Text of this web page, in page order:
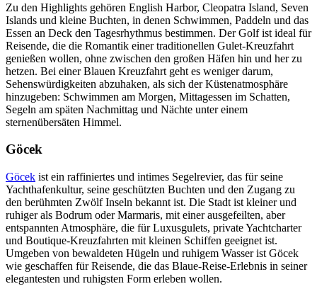
Zu den Highlights gehören English Harbor, Cleopatra Island, Seven
Islands und kleine Buchten, in denen Schwimmen, Paddeln und das
Essen an Deck den Tagesrhythmus bestimmen. Der Golf ist ideal für
Reisende, die die Romantik einer traditionellen Gulet-Kreuzfahrt
genießen wollen, ohne zwischen den großen Häfen hin und her zu
hetzen. Bei einer Blauen Kreuzfahrt geht es weniger darum,
Sehenswürdigkeiten abzuhaken, als sich der Küstenatmosphäre
hinzugeben: Schwimmen am Morgen, Mittagessen im Schatten,
Segeln am späten Nachmittag und Nächte unter einem
sternenübersäten Himmel.
Göcek
Göcek ist ein raffiniertes und intimes Segelrevier, das für seine
Yachthafenkultur, seine geschützten Buchten und den Zugang zu
den berühmten Zwölf Inseln bekannt ist. Die Stadt ist kleiner und
ruhiger als Bodrum oder Marmaris, mit einer ausgefeilten, aber
entspannten Atmosphäre, die für Luxusgulets, private Yachtcharter
und Boutique-Kreuzfahrten mit kleinen Schiffen geeignet ist.
Umgeben von bewaldeten Hügeln und ruhigem Wasser ist Göcek
wie geschaffen für Reisende, die das Blaue-Reise-Erlebnis in seiner
elegantesten und ruhigsten Form erleben wollen.